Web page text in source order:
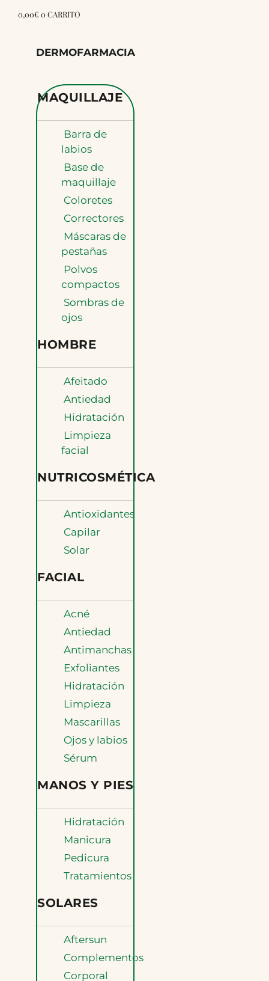
0,00€ 0 CARRITO
DERMOFARMACIA
MAQUILLAJE
Barra de
labios
Base de
maquillaje
Coloretes
Correctores
Máscaras de
pestañas
Polvos
compactos
Sombras de
ojos
HOMBRE
Afeitado
Antiedad
Hidratación
Limpieza
facial
NUTRICOSMÉTICA
Antioxidantes
Capilar
Solar
FACIAL
Acné
Antiedad
Antimanchas
Exfoliantes
Hidratación
Limpieza
Mascarillas
Ojos y labios
Sérum
MANOS Y PIES
Hidratación
Manicura
Pedicura
Tratamientos
SOLARES
Aftersun
Complementos
Corporal